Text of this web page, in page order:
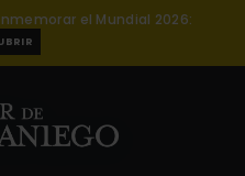
el Mundial 2026: